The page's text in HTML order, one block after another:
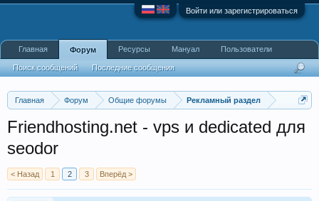
Войти или зарегистрироваться
Главная Форум Общие форумы Рекламный раздел
Friendhosting.net - vps и dedicated для
seodor
< Назад 1 2 3 Вперёд >
Главная Форум
Поиск сообщений Последние сообщения
Ресурсы Мануал Пользователи